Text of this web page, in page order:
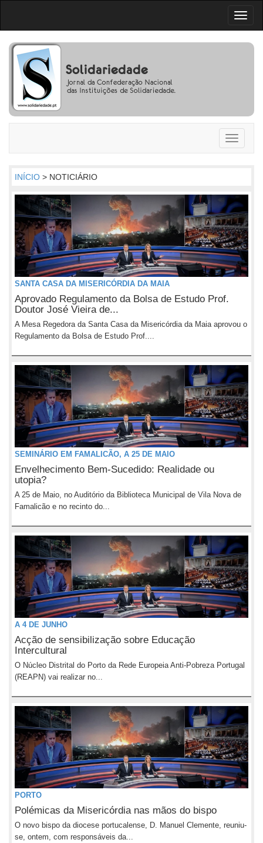
Toggle
INÍCIO > NOTICIÁRIO
SANTA CASA DA MISERICÓRDIA DA MAIA
Aprovado Regulamento da Bolsa de Estudo Prof.
Doutor José Vieira de...
A Mesa Regedora da Santa Casa da Misericórdia da Maia aprovou o
Regulamento da Bolsa de Estudo Prof....
SEMINÁRIO EM FAMALICÃO, A 25 DE MAIO
Envelhecimento Bem-Sucedido: Realidade ou
utopia?
A 25 de Maio, no Auditório da Biblioteca Municipal de Vila Nova de
Famalicão e no recinto do...
A 4 DE JUNHO
Acção de sensibilização sobre Educação
Intercultural
O Núcleo Distrital do Porto da Rede Europeia Anti-Pobreza Portugal
(REAPN) vai realizar no...
PORTO
Polémicas da Misericórdia nas mãos do bispo
O novo bispo da diocese portucalense, D. Manuel Clemente, reuniu-
se, ontem, com responsáveis da...